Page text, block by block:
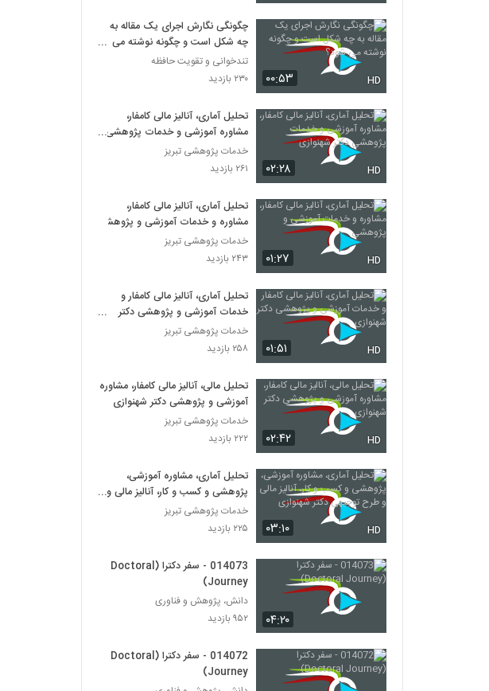
۹۱۳ بازدید
014052 - سفر دکترا (Doctoral Journey)
۷۶۵ بازدید
014053 - سفر دکترا (Doctoral Journey)
۸۷۸ بازدید
014054 - سفر دکترا (Doctoral Journey)
۸۶۱ بازدید
014055 - سفر دکترا (Doctoral Journey)
۸۵۲ بازدید
014056 - سفر دکترا (Doctoral Journey)
۹۲۷ بازدید
014057 - سفر دکترا (Doctoral Journey)
۸۱۵ بازدید
014058 - سفر دکترا (Doctoral Journey)
۷۴۱ بازدید
014059 - سفر دکترا (Doctoral Journey)
014060 - سفر دکترا (Doctoral Journey)
۸۲۶ بازدید
۷۴۴ بازدید
۰۰:۵۳ HD
چگونگی نگارش اجرای یک مقاله به
چه شکل است و چگونه نوشته می
شود؟
تندخوانی و تقویت حافظه
۲۳۰ بازدید
۰۲:۲۸ HD
تحلیل آماری، آنالیز مالی کامفار،
مشاوره آموزشی و خدمات پژوهشی
دکتر شهنوازی
خدمات پژوهشی تبریز
۲۶۱ بازدید
۰۱:۲۷ HD
تحلیل آماری، آنالیز مالی کامفار،
مشاوره و خدمات آموزشی و پژوهشی
خدمات پژوهشی تبریز
۲۴۳ بازدید
۰۱:۵۱ HD
تحلیل آماری، آنالیز مالی کامفار و
خدمات آموزشی و پژوهشی دکتر
شهنوازی
خدمات پژوهشی تبریز
۲۵۸ بازدید
۰۲:۴۲ HD
تحلیل مالی، آنالیز مالی کامفار، مشاوره
آموزشی و پژوهشی دکتر شهنوازی
خدمات پژوهشی تبریز
۲۲۲ بازدید
۰۳:۱۰ HD
تحلیل آماری، مشاوره آموزشی،
پژوهشی و کسب و کار، آنالیز مالی و
طرح توجیهی دکتر شهنوازی
خدمات پژوهشی تبریز
۲۲۵ بازدید
۰۴:۲۰
014073 - سفر دکترا (Doctoral
Journey)
دانش، پژوهش و فناوری
۹۵۲ بازدید
014072 - سفر دکترا (Doctoral
Journey)